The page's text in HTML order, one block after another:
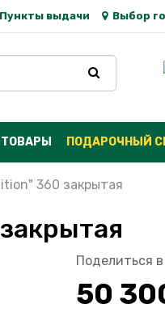
Пункты выдачи Выбор
ПОДАРОЧНЫЙ
360 закрытая
Поделиться
50